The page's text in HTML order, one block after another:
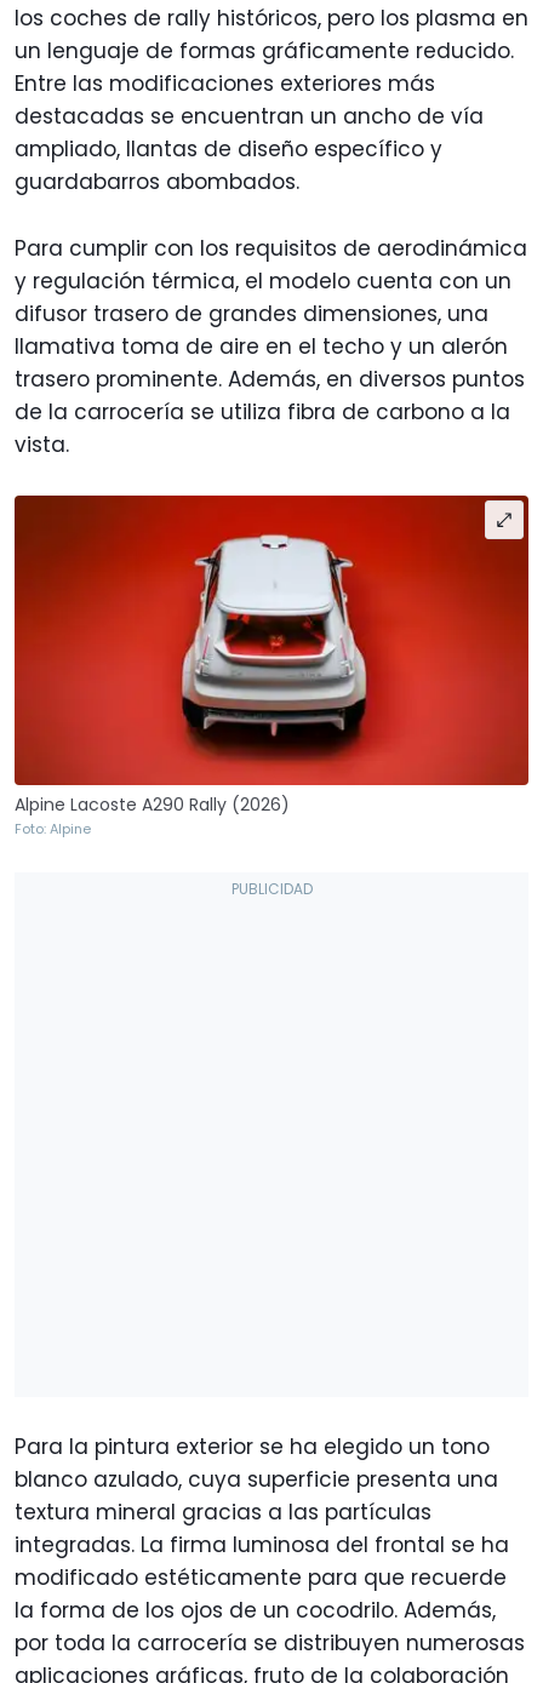
los coches de rally históricos, pero los plasma en
un lenguaje de formas gráficamente reducido.
Entre las modificaciones exteriores más
destacadas se encuentran un ancho de vía
ampliado, llantas de diseño específico y
guardabarros abombados.
Para cumplir con los requisitos de aerodinámica
y regulación térmica, el modelo cuenta con un
difusor trasero de grandes dimensiones, una
llamativa toma de aire en el techo y un alerón
trasero prominente. Además, en diversos puntos
de la carrocería se utiliza fibra de carbono a la
vista.
Alpine Lacoste A290 Rally (2026)
Foto: Alpine
Para la pintura exterior se ha elegido un tono
blanco azulado, cuya superficie presenta una
textura mineral gracias a las partículas
integradas. La firma luminosa del frontal se ha
modificado estéticamente para que recuerde
la forma de los ojos de un cocodrilo. Además,
por toda la carrocería se distribuyen numerosas
aplicaciones gráficas, fruto de la colaboración